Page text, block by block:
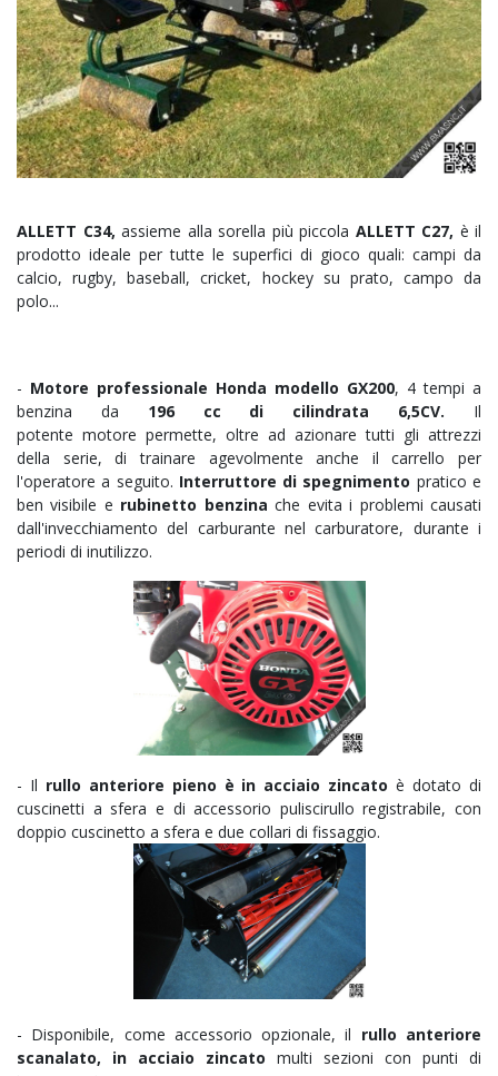
ALLETT C34, assieme alla sorella più piccola ALLETT C27, è il
prodotto ideale per tutte le superfici di gioco quali: campi da
calcio, rugby, baseball, cricket, hockey su prato, campo da
polo...
- Motore professionale Honda modello GX200, 4 tempi a
benzina da 196 cc di cilindrata 6,5CV. Il
potente motore permette, oltre ad azionare tutti gli attrezzi
della serie, di trainare agevolmente anche il carrello per
l'operatore a seguito. Interruttore di spegnimento pratico e
ben visibile e rubinetto benzina che evita i problemi causati
dall'invecchiamento del carburante nel carburatore, durante i
periodi di inutilizzo.
- Il rullo anteriore pieno è in acciaio zincato è dotato di
cuscinetti a sfera e di accessorio puliscirullo registrabile, con
doppio cuscinetto a sfera e due collari di fissaggio.
- Disponibile, come accessorio opzionale, il rullo anteriore
scanalato, in acciaio zincato multi sezioni con punti di